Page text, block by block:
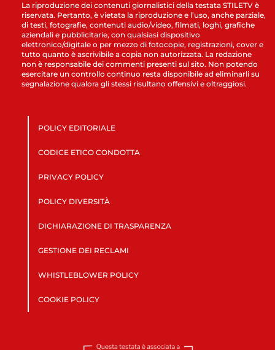
La riproduzione dei contenuti giornalistici della testata STILETV è
riservata. Pertanto, è vietata la riproduzione e l’uso, anche parziale,
di testi, fotografie, contenuti audio/video, filmati, loghi, grafiche
aziendali e pubblicitarie, con qualsiasi dispositivo
elettronico/digitale o per mezzo di fotocopie, registrazioni, cover e
tutto quanto è ascrivibile a copia non autorizzata. La redazione
non è responsabile dei commenti presenti sul sito. Non potendo
esercitare un controllo continuo resta disponibile ad eliminarli su
segnalazione qualora gli stessi risultano offensivi e oltraggiosi.
POLICY EDITORIALE
CODICE ETICO CONDOTTA
PRIVACY POLICY
POLICY DIVERSITÀ
DICHIARAZIONE DI TRASPARENZA
GESTIONE DEI RECLAMI
WHISTLEBLOWER POLICY
COOKIE POLICY